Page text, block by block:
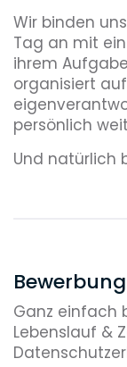
Wir binden
Tag an mit
ihrem
organisiert
persönlich
Und natürlich
Ganz einfach
Lebenslauf &